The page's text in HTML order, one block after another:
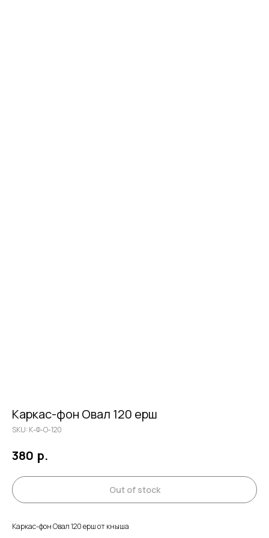
Каркас-фон Овал 120 ерш
SKU: К-Ф-О-120
380 р.
Out of stock
Каркас-фон Овал 120 ерш от кныша